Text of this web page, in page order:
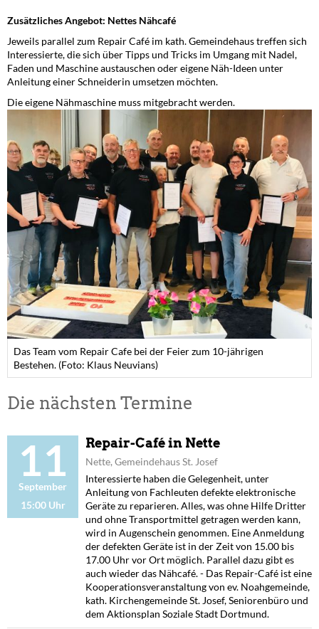
Zusätzliches Angebot: Nettes Nähcafé
Jeweils parallel zum Repair Café im kath. Gemeindehaus treffen sich
Interessierte, die sich über Tipps und Tricks im Umgang mit Nadel,
Faden und Maschine austauschen oder eigene Näh-Ideen unter
Anleitung einer Schneiderin umsetzen möchten.
Die eigene Nähmaschine muss mitgebracht werden.
Das Team vom Repair Cafe bei der Feier zum 10-jährigen
Bestehen. (Foto: Klaus Neuvians)
Die nächsten Termine
11
September
15:00 Uhr
Repair-Café in Nette
Nette, Gemeindehaus St. Josef
Interessierte haben die Gelegenheit, unter
Anleitung von Fachleuten defekte elektronische
Geräte zu reparieren. Alles, was ohne Hilfe Dritter
und ohne Transportmittel getragen werden kann,
wird in Augenschein genommen. Eine Anmeldung
der defekten Geräte ist in der Zeit von 15.00 bis
17.00 Uhr vor Ort möglich. Parallel dazu gibt es
auch wieder das Nähcafé. - Das Repair-Café ist eine
Kooperationsveranstaltung von ev. Noahgemeinde,
kath. Kirchengemeinde St. Josef, Seniorenbüro und
dem Aktionsplan Soziale Stadt Dortmund.